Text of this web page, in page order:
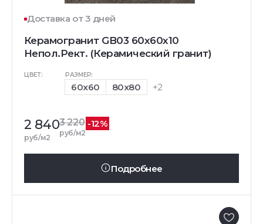
Доставка от 3 дней
Керамогранит GB03 60x60x10
Непол.Рект. (Керамический гранит)
ЦВЕТ: РАЗМЕР:
60x60 80x80 +2
2 840
руб/м2
3 220
руб/м2
-12%
Подробнее